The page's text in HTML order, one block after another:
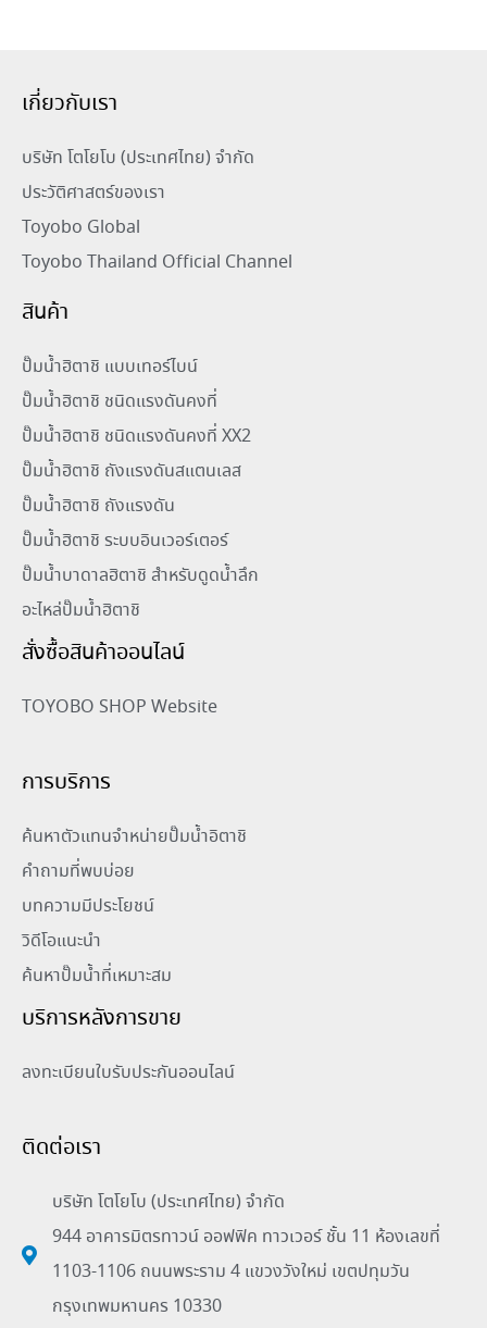
เกี่ยวกับเรา
บริษัท โตโยโบ (ประเทศไทย) จำกัด
ประวัติศาสตร์ของเรา
Toyobo Global
Toyobo Thailand Official Channel
สินค้า
ปั๊มน้ำฮิตาชิ แบบเทอร์ไบน์
ปั๊มน้ำฮิตาชิ ชนิดแรงดันคงที่
ปั๊มน้ำฮิตาชิ ชนิดแรงดันคงที่ XX2
ปั๊มน้ำฮิตาชิ ถังแรงดันสแตนเลส
ปั๊มน้ำฮิตาชิ ถังแรงดัน
ปั๊มน้ำฮิตาชิ ระบบอินเวอร์เตอร์
ปั๊มน้ำบาดาลฮิตาชิ สำหรับดูดน้ำลึก
อะไหล่ปั๊มน้ำฮิตาชิ
สั่งซื้อสินค้าออนไลน์
TOYOBO SHOP Website
การบริการ
ค้นหาตัวแทนจำหน่ายปั๊มน้ำอิตาชิ
คำถามที่พบบ่อย
บทความมีประโยชน์
วิดีโอแนะนำ
ค้นหาปั๊มน้ำที่เหมาะสม
บริการหลังการขาย
ลงทะเบียนใบรับประกันออนไลน์
ติดต่อเรา
บริษัท โตโยโบ (ประเทศไทย) จำกัด
944 อาคารมิตรทาวน์ ออฟฟิค ทาวเวอร์ ชั้น 11 ห้องเลขที่
1103-1106 ถนนพระราม 4 แขวงวังใหม่ เขตปทุมวัน
กรุงเทพมหานคร 10330